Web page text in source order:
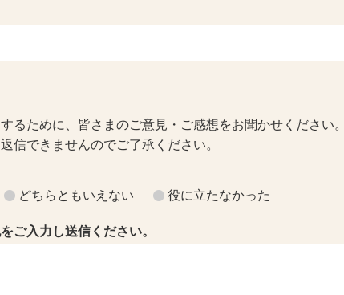
るために、皆さまのご意見・ご感想をお聞かせください
信できませんのでご了承ください。
どちらともいえない 役に立たなかった
ご入力し送信ください。